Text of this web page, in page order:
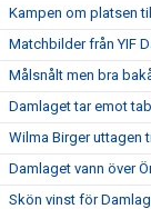
Kampen om platsen
Matchbilder från YIF
Målsnålt men bra
Damlaget tar emot
Wilma Birger uttagen
Damlaget vann över
Skön vinst för